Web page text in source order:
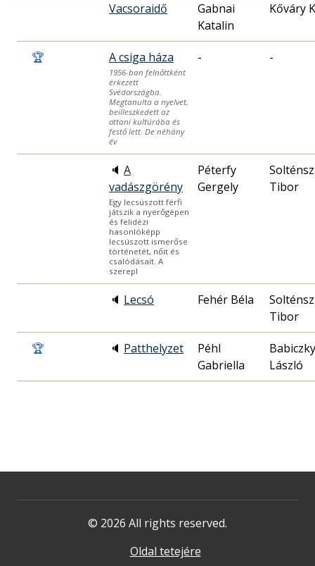
Vacsoraidő
Gabnai
Katalin
Kőváry
🏆 A csiga háza
1956-ban felnőttként
érkezett
Svédországba.
Megtanulta a nyelvet,
beilleszkedett az
ottani kultúrába és
festő lett. De néhány
év
- -
🔈 A
vadászgörény
Egy lecsúszott férfi
játszik a nyerőgépen
és felidézi
hasonlóképp
lecsúszott ismerőse
történetét, nőit és
csalódásait. A
szerepl
Péterfy
Gergely
Tibor
🔈 Lecsó Fehér Béla
Tibor
🏆 🔈 Patthelyzet
Péhl
Gabriella
Babiczky
László
© 2026 All rights reserved.
Oldal tetejére